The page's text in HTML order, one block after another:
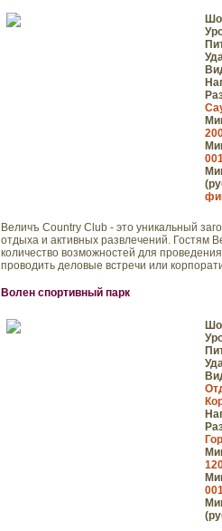
Величъ Country Club - это уникальный
отдыха и активных развлечений. Гостям
количество возможностей для
проводить деловые встречи или
Волен cпортивный парк